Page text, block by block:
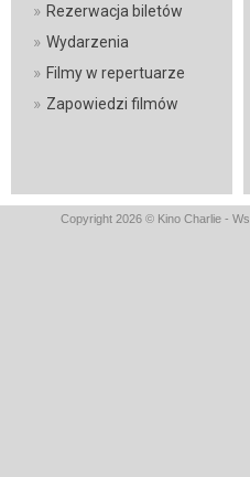
» Rezerwacja biletów
» Wydarzenia
» Filmy w repertuarze
» Zapowiedzi filmów
Copyright 2026 © Kino Charlie -